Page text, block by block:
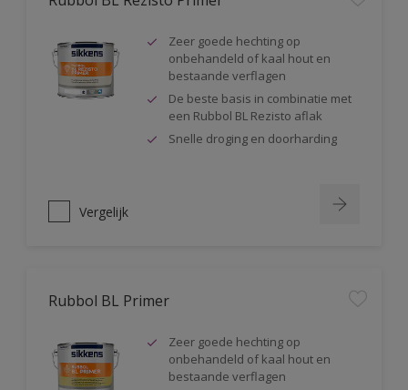
Zeer goede hechting op
onbehandeld of kaal hout en
bestaande verflagen
De beste basis in combinatie met
een Rubbol BL Rezisto aflak
Snelle droging en doorharding
Vergelijk
Rubbol BL Primer
Zeer goede hechting op
onbehandeld of kaal hout en
bestaande verflagen